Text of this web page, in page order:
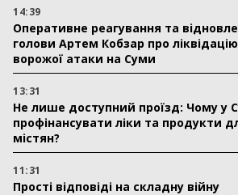
14:39
Оперативне реагування та
голови Артем Кобзар про ліквідацію
ворожої атаки на Суми
13:31
Не лише доступний проїзд: Чому у
профінансувати ліки та продукти
містян?
11:31
Прості відповіді на складну війну